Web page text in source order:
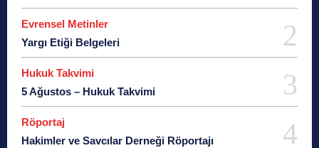
Evrensel Metinler
Yargı Etiği Belgeleri
Hukuk Takvimi
5 Ağustos – Hukuk Takvimi
Röportaj
Hakimler ve Savcılar Derneği Röportajı